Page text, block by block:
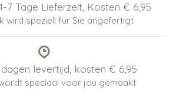
7 Tage Lieferzeit, Kosten € 6,95
wird speziell für Sie angefertigt
levertijd, kosten € 6,95
speciaal voor jou gemaakt